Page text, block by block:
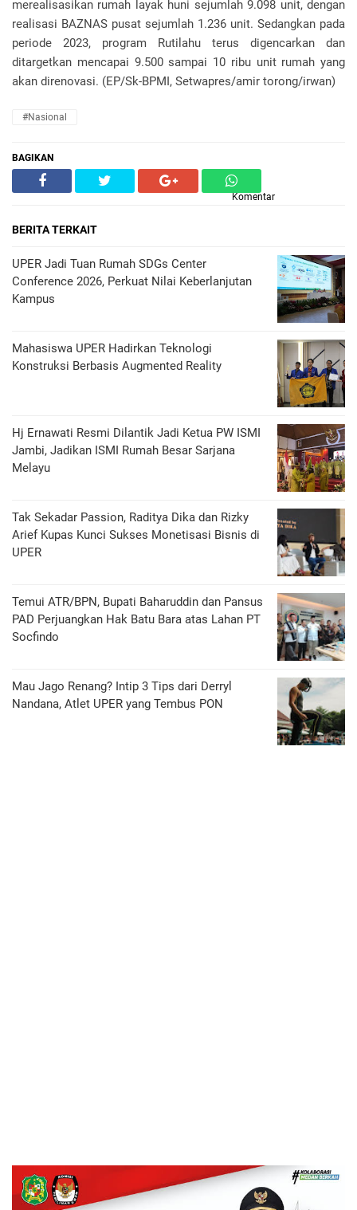
merealisasikan rumah layak huni sejumlah 9.098 unit, dengan
realisasi BAZNAS pusat sejumlah 1.236 unit. Sedangkan pada
periode 2023, program Rutilahu terus digencarkan dan
ditargetkan mencapai 9.500 sampai 10 ribu unit rumah yang
akan direnovasi. (EP/Sk-BPMI, Setwapres/amir torong/irwan)
#Nasional
BAGIKAN
Komentar
BERITA TERKAIT
UPER Jadi Tuan Rumah SDGs Center
Conference 2026, Perkuat Nilai Keberlanjutan
Kampus
Mahasiswa UPER Hadirkan Teknologi
Konstruksi Berbasis Augmented Reality
Hj Ernawati Resmi Dilantik Jadi Ketua PW ISMI
Jambi, Jadikan ISMI Rumah Besar Sarjana
Melayu
Tak Sekadar Passion, Raditya Dika dan Rizky
Arief Kupas Kunci Sukses Monetisasi Bisnis di
UPER
Temui ATR/BPN, Bupati Baharuddin dan Pansus
PAD Perjuangkan Hak Batu Bara atas Lahan PT
Socfindo
Mau Jago Renang? Intip 3 Tips dari Derryl
Nandana, Atlet UPER yang Tembus PON